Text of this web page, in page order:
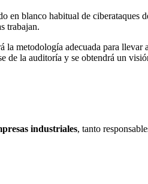
en blanco habitual de
trabajan.
la metodología adecuada para
de la auditoría y se obtendrá un
industriales, tanto